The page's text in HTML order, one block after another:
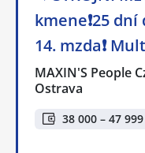
kmene❗25 dní
14. mzda❗
MAXIN'S People
Ostrava
38 000 – 47